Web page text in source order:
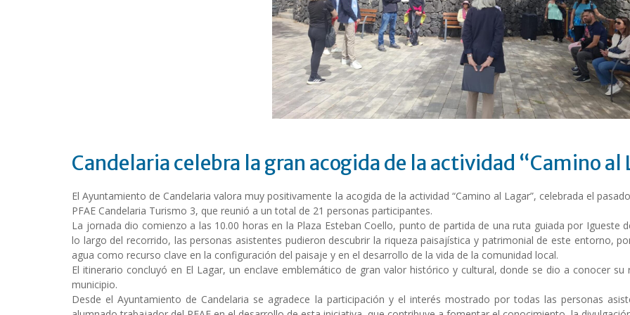
Candelaria celebra la gran acogida de la actividad “Camino al
El Ayuntamiento de Candelaria valora muy positivamente la acogida de la actividad “Camino al Lagar”, celebrada el
PFAE Candelaria Turismo 3, que reunió a un total de 21 personas participantes.
La jornada dio comienzo a las 10.00 horas en la Plaza Esteban Coello, punto de partida de una ruta guiada por Igueste
lo largo del recorrido, las personas asistentes pudieron descubrir la riqueza paisajística y patrimonial de este entorno,
agua como recurso clave en la configuración del paisaje y en el desarrollo de la vida de la comunidad local.
El itinerario concluyó en El Lagar, un enclave emblemático de gran valor histórico y cultural, donde se dio a conocer
municipio.
Desde el Ayuntamiento de Candelaria se agradece la participación y el interés mostrado por todas las personas